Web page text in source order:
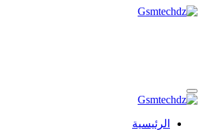
الرئيسية